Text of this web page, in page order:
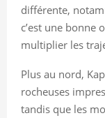
différente,
c’est une bonne
multiplier les
Plus au nord,
rocheuses
tandis que les